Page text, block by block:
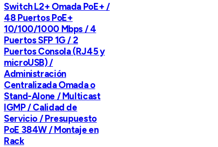
Switch L2+ Omada PoE+ /
48 Puertos PoE+
10/100/1000 Mbps / 4
Puertos SFP 1G / 2
Puertos Consola (RJ45 y
microUSB) /
Administración
Centralizada Omada o
Stand-Alone / Multicast
IGMP / Calidad de
Servicio / Presupuesto
PoE 384W / Montaje en
Rack